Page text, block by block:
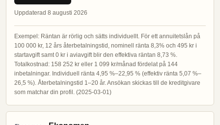
Uppdaterad 8 augusti 2026
Exempel: Räntan är rörlig och sätts individuellt. För ett annuitetslån på
100 000 kr, 12 års återbetalningstid, nominell ränta 8,3% och 495 kr i
startavgift samt 0 kr i aviavgift blir den effektiva räntan 8,73 %.
Totalkostnad: 158 252 kr eller 1 099 kr/månad fördelat på 144
inbetalningar. Individuell ränta 4,95 %–22,95 % (effektiv ränta 5,07 %–
26,5 %). Återbetalningstid 1–20 år. Ansökan skickas till de kreditgivare
som matchar din profil. (2025-03-01)